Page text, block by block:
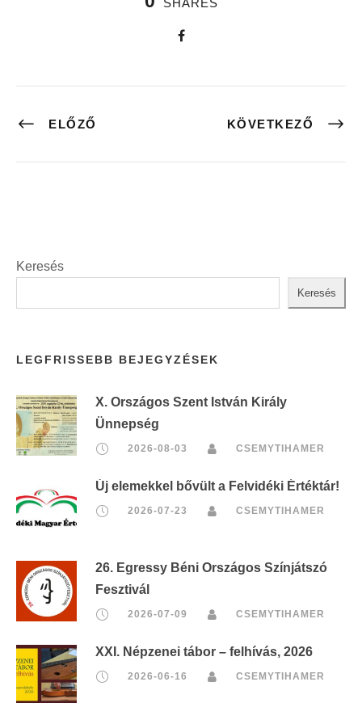
ELŐZŐ KÖVETKEZŐ
Keresés
Keresés
LEGFRISSEBB BEJEGYZÉSEK
X. Országos Szent István Király
Ünnepség
2026-08-03 CSEMYTIHAMER
Új elemekkel bővült a Felvidéki Értéktár!
2026-07-23 CSEMYTIHAMER
26. Egressy Béni Országos Színjátszó
Fesztivál
2026-07-09 CSEMYTIHAMER
XXI. Népzenei tábor – felhívás, 2026
2026-06-16 CSEMYTIHAMER